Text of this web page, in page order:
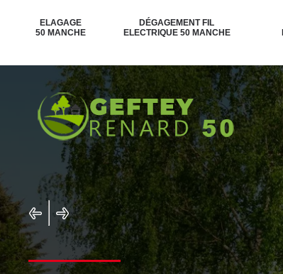
ELAGAGE
50 MANCHE
DÉGAGEMENT FIL
ELECTRIQUE 50 MANCHE